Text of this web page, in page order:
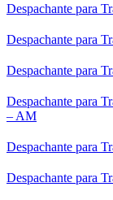
Despachante para
Despachante para
Despachante para
Despachante para
– AM
Despachante para
Despachante para